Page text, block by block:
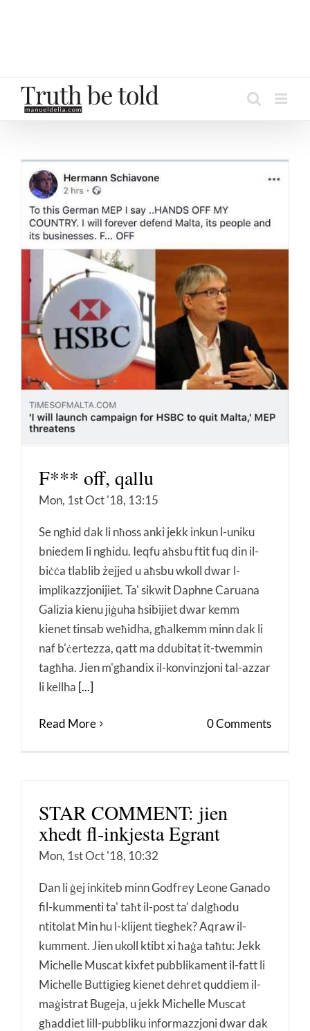
F*** off, qallu
Mon, 1st Oct '18, 13:15
Se ngħid dak li nħoss anki jekk inkun l-uniku
bniedem li ngħidu. Ieqfu aħsbu ftit fuq din il-
biċċa tlablib żejjed u aħsbu wkoll dwar l-
implikazzjonijiet. Ta' sikwit Daphne Caruana
Galizia kienu jiġuha ħsibijiet dwar kemm
kienet tinsab weħidha, għalkemm minn dak li
naf b'ċertezza, qatt ma ddubitat it-twemmin
tagħha. Jien m'għandix il-konvinzjoni tal-azzar
li kellha [...]
Read More 0 Comments
STAR COMMENT: jien
xhedt fl-inkjesta Egrant
Mon, 1st Oct '18, 10:32
Dan li ġej inkiteb minn Godfrey Leone Ganado
fil-kummenti ta' taħt il-post ta' dalgħodu
ntitolat Min hu l-klijent tiegħek? Aqraw il-
kumment. Jien ukoll ktibt xi ħaġa taħtu: Jekk
Michelle Muscat kixfet pubblikament il-fatt li
Michelle Buttigieg kienet dehret quddiem il-
maġistrat Bugeja, u jekk Michelle Muscat
għaddiet lill-pubbliku informazzjoni dwar dak